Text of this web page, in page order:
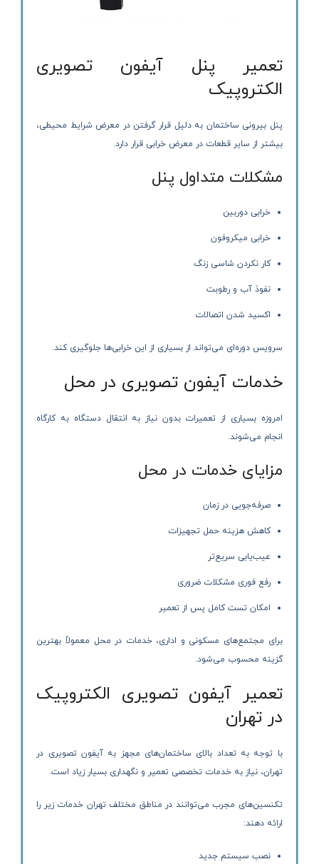
تعمیر پنل آیفون تصویری
الکتروپیک
پنل بیرونی ساختمان به دلیل قرار گرفتن در معرض شرایط محیطی،
بیشتر از سایر قطعات در معرض خرابی قرار دارد.
مشکلات متداول پنل
خرابی دوربین
خرابی میکروفون
کار نکردن شاسی زنگ
نفوذ آب و رطوبت
اکسید شدن اتصالات
سرویس دوره‌ای می‌تواند از بسیاری از این خرابی‌ها جلوگیری کند.
خدمات آیفون تصویری در محل
امروزه بسیاری از تعمیرات بدون نیاز به انتقال دستگاه به کارگاه
انجام می‌شوند.
مزایای خدمات در محل
صرفه‌جویی در زمان
کاهش هزینه حمل تجهیزات
عیب‌یابی سریع‌تر
رفع فوری مشکلات ضروری
امکان تست کامل پس از تعمیر
برای مجتمع‌های مسکونی و اداری، خدمات در محل معمولاً بهترین
گزینه محسوب می‌شود.
تعمیر آیفون تصویری الکتروپیک
در تهران
با توجه به تعداد بالای ساختمان‌های مجهز به آیفون تصویری در
تهران، نیاز به خدمات تخصصی تعمیر و نگهداری بسیار زیاد است.
تکنسین‌های مجرب می‌توانند در مناطق مختلف تهران خدمات زیر را
ارائه دهند:
نصب سیستم جدید